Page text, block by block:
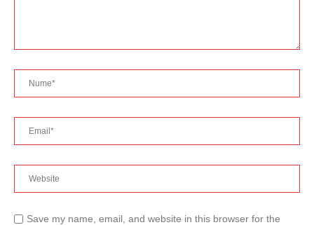
Save my name, email, and website in this browser for the